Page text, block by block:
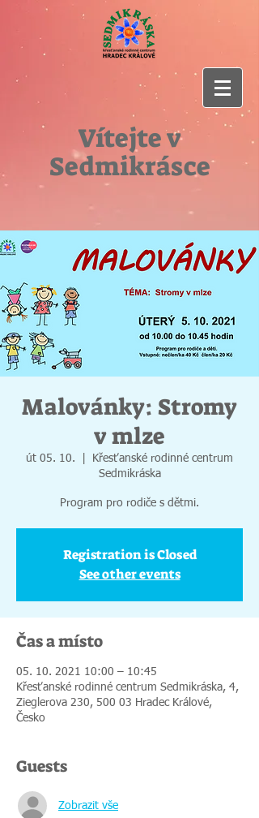
Vítejte v
Sedmikrásce
Malovánky: Stromy
v mlze
út 05. 10.
Křesťanské rodinné centrum
Sedmikráska
Program pro rodiče s dětmi.
Registration is Closed
See other events
Čas a místo
05. 10. 2021 10:00 – 10:45
Křesťanské rodinné centrum Sedmikráska, 4,
Zieglerova 230, 500 03 Hradec Králové,
Česko
Guests
Zobrazit vše